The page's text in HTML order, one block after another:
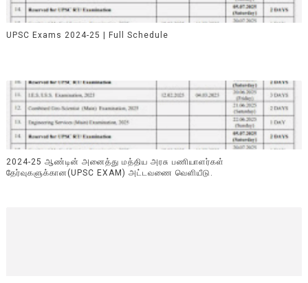
UPSC Exams 2024-25 | Full Schedule
2024-25 ஆண்டின் அனைத்து மத்திய அரசு பணியாளர்கள்
தேர்வுகளுக்கான(UPSC EXAM) அட்டவணை வெளியீடு.